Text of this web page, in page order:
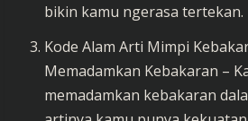
bikin kamu ngerasa tertekan.
Kode Alam Arti Mimpi
Memadamkan Kebakaran –
memadamkan kebakaran